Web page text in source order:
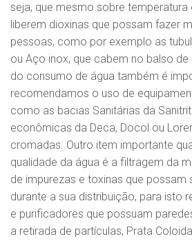
seja, que mesmo sobre temperatura
liberem dioxinas que possam fazer
pessoas, como por exemplo as
ou Aço inox, que cabem no balso
do consumo de água também é
recomendamos o uso de
como as bacias Sanitárias da
econômicas da Deca, Docol ou
cromadas. Outro item importante
qualidade da água é a filtragem da
de impurezas e toxinas que possam
durante a sua distribuição, para isto
e purificadores que possuam
a retirada de partículas, Prata